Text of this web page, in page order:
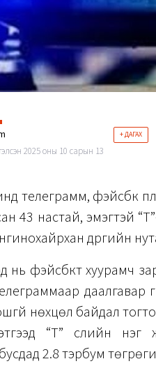
+ ДАГАХ
2025 оны 10 сарын 13
телеграмм, фэйсбүүк
43 настай, эмэгтэй
дүүргийн
нь фэйсбүүкт хуурамч
даалгавар
нөхцөл байдал
“Т” сүүлийн
бусдад 2.8 тэрбум